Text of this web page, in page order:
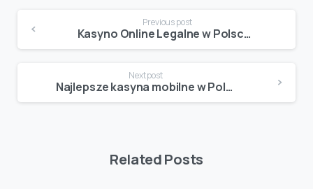
Previous post
Kasyno Online Legalne w Polsce 2025 ️ Lista Kasyn Internetowych dla Polaków
Next post
Najlepsze kasyna mobilne w Polsce w 2026 ranking i opinie
Related Posts